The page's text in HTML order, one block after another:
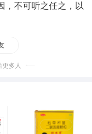
，不可听之任之，以
更多人